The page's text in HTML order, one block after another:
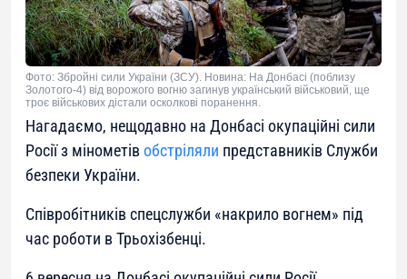
Фото: Збройні сили України (ЗСУ). Новина: На Донбасі (поблизу
Золотого-4) від ворожого вогню загинув український військовий, ще
троє військових дістали осколкові поранення.
Нагадаємо, нещодавно на Донбасі окупаційні сили
Росії з мінометів обстріляли представників Служби
безпеки України.
Співробітників спецслужби «накрило вогнем» під
час роботи в Трьохізбенці.